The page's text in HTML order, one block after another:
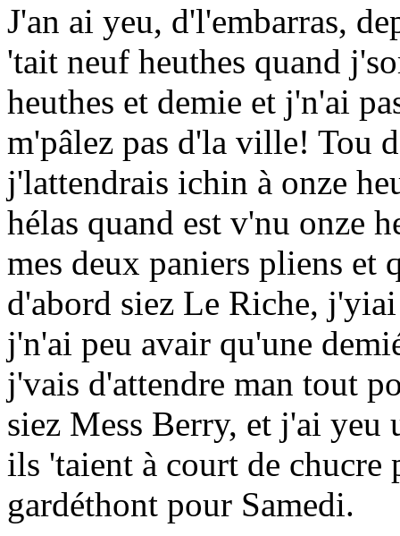
J'an ai yeu, d'l'embarras,
'tait neuf heuthes quand
heuthes et demie et j'n'ai
m'pâlez pas d'la ville! Tou
j'lattendrais ichin à onze
hélas quand est v'nu onze
mes deux paniers pliens et
d'abord siez Le Riche,
j'n'ai peu avair qu'une
j'vais d'attendre man tout
siez Mess Berry, et j'ai yeu
ils 'taient à court de
gardéthont pour Samedi.